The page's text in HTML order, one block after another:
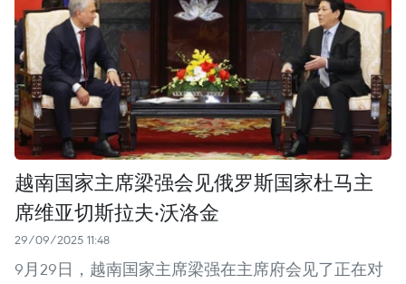
越南国家主席梁强会见俄罗斯国家杜马主
席维亚切斯拉夫·沃洛金
29/09/2025 11:48
9月29日，越南国家主席梁强在主席府会见了正在对